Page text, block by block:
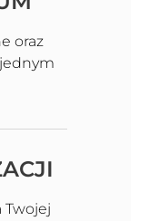
oraz
Twojej